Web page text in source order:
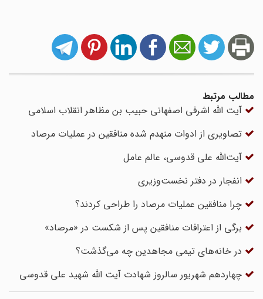
مطالب مرتبط
آیت الله اشرفی اصفهانی حبیب بن مظاهر انقلاب اسلامی
تصاویری از ادوات منهدم شده منافقین در عملیات مرصاد
آیت‌الله علی قدوسی، عالم عامل
انفجار در دفتر نخست‌وزیری
چرا منافقین عملیات مرصاد را طراحی کردند؟
برگی از اعترافات منافقین پس از شکست در «مرصاد»
در خانه‌های تیمی مجاهدین چه می‌گذشت؟
چهاردهم شهریور سالروز شهادت آیت الله شهید علی قدوسی